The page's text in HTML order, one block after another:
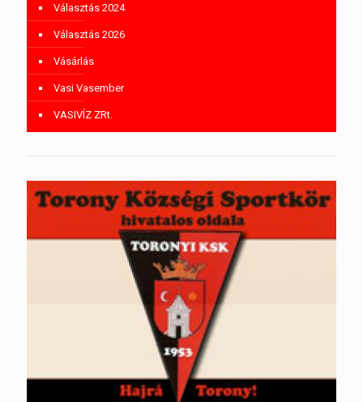
Választás 2024
Választás 2026
Vásárlás
Vasi Vasember
VASIVÍZ ZRt.